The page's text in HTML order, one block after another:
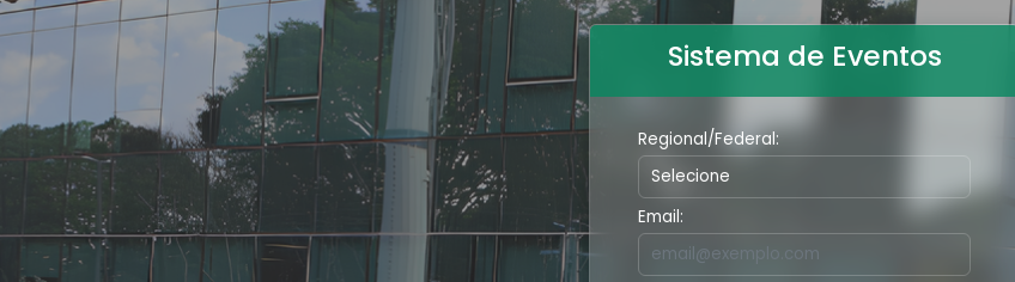
Sistema de Eventos
Regional/Federal:
Email: